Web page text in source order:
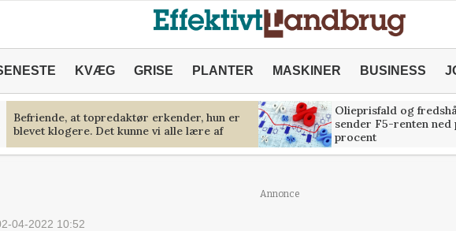
KVÆG GRISE PLANTER MASKINER BUSINESS
Befriende, at topredaktør erkender, hun er
blevet klogere. Det kunne vi alle lære af
Olieprisfald og
sender F5-renten ned
procent
Annonce
04-2022 10:52